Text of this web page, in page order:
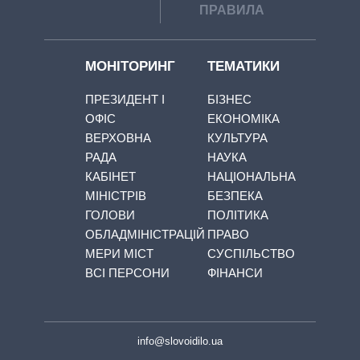
ПРАВИЛА
МОНІТОРИНГ
ПРЕЗИДЕНТ І
ОФІС
ВЕРХОВНА
РАДА
КАБІНЕТ
МІНІСТРІВ
ГОЛОВИ
ОБЛАДМІНІСТРАЦІЙ
МЕРИ МІСТ
ВСІ ПЕРСОНИ
ТЕМАТИКИ
БІЗНЕС
ЕКОНОМІКА
КУЛЬТУРА
НАУКА
НАЦІОНАЛЬНА
БЕЗПЕКА
ПОЛІТИКА
ПРАВО
СУСПІЛЬСТВО
ФІНАНСИ
info@slovoidilo.ua